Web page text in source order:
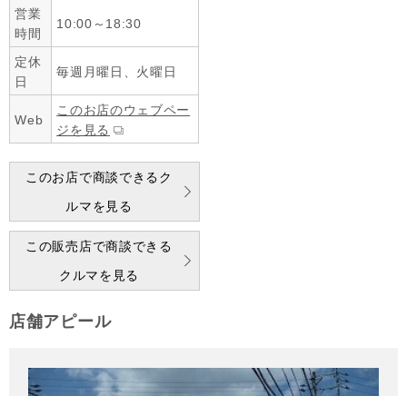
営業
時間
10:00～18:30
定休
日
毎週月曜日、火曜日
Web
このお店のウェブペー
ジを見る
このお店で商談できるク
ルマを見る
この販売店で商談できる
クルマを見る
店舗アピール